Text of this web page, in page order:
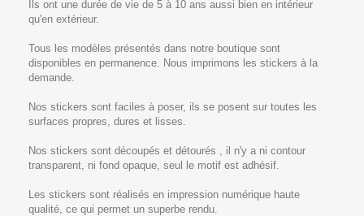
Ils ont une durée de vie de 5 à 10 ans aussi bien en intérieur
qu'en extérieur.
Tous les modèles présentés dans notre boutique sont
disponibles en permanence. Nous imprimons les stickers à la
demande.
Nos stickers sont faciles à poser, ils se posent sur toutes les
surfaces propres, dures et lisses.
Nos stickers sont découpés et détourés , il n'y a ni contour
transparent, ni fond opaque, seul le motif est adhésif.
Les stickers sont réalisés en impression numérique haute
qualité, ce qui permet un superbe rendu.